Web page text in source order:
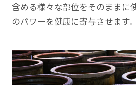
含める様々な部位をそのままに
のパワーを健康に寄与させます。